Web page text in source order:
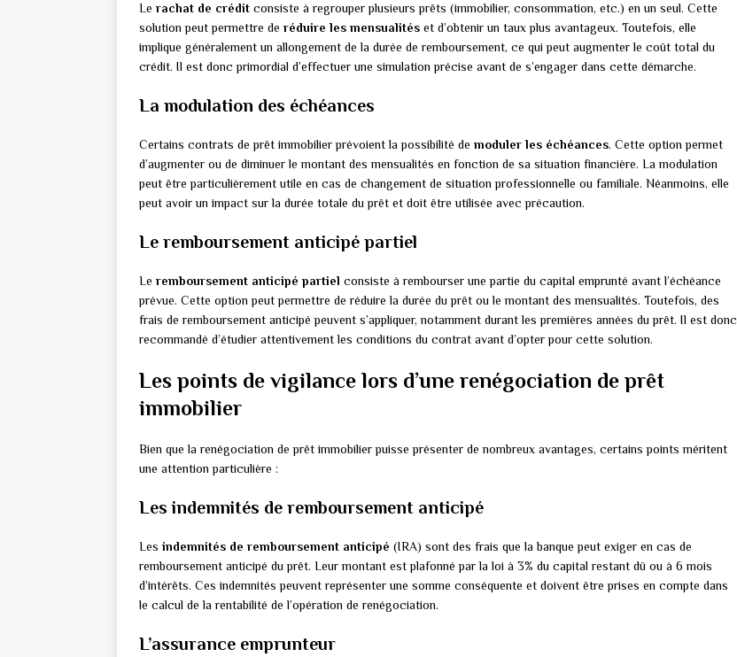
Le rachat de crédit consiste à regrouper plusieurs prêts (immobilier, consommation, etc.) en un seul. Cette
solution peut permettre de réduire les mensualités et d’obtenir un taux plus avantageux. Toutefois, elle
implique généralement un allongement de la durée de remboursement, ce qui peut augmenter le coût total du
crédit. Il est donc primordial d’effectuer une simulation précise avant de s’engager dans cette démarche.
La modulation des échéances
Certains contrats de prêt immobilier prévoient la possibilité de moduler les échéances. Cette option permet
d’augmenter ou de diminuer le montant des mensualités en fonction de sa situation financière. La modulation
peut être particulièrement utile en cas de changement de situation professionnelle ou familiale. Néanmoins, elle
peut avoir un impact sur la durée totale du prêt et doit être utilisée avec précaution.
Le remboursement anticipé partiel
Le remboursement anticipé partiel consiste à rembourser une partie du capital emprunté avant l’échéance
prévue. Cette option peut permettre de réduire la durée du prêt ou le montant des mensualités. Toutefois, des
frais de remboursement anticipé peuvent s’appliquer, notamment durant les premières années du prêt. Il est donc
recommandé d’étudier attentivement les conditions du contrat avant d’opter pour cette solution.
Les points de vigilance lors d’une renégociation de prêt
immobilier
Bien que la renégociation de prêt immobilier puisse présenter de nombreux avantages, certains points méritent
une attention particulière :
Les indemnités de remboursement anticipé
Les indemnités de remboursement anticipé (IRA) sont des frais que la banque peut exiger en cas de
remboursement anticipé du prêt. Leur montant est plafonné par la loi à 3% du capital restant dû ou à 6 mois
d’intérêts. Ces indemnités peuvent représenter une somme conséquente et doivent être prises en compte dans
le calcul de la rentabilité de l’opération de renégociation.
L’assurance emprunteur